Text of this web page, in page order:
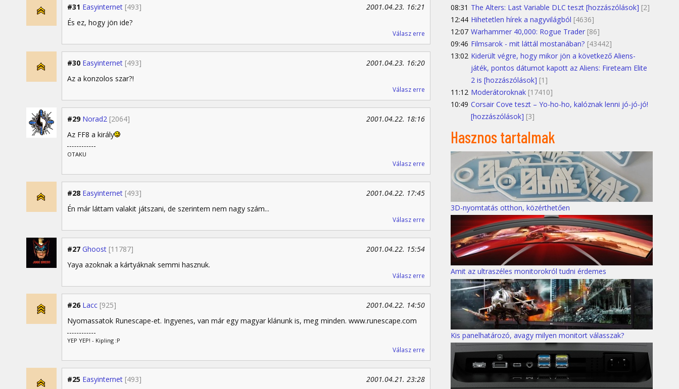
#31 Easyinternet [493]
2001.04.23. 16:21
És ez, hogy jön ide?
Válasz erre
#30 Easyinternet [493]
2001.04.23. 16:20
Az a konzolos szar?!
Válasz erre
#29 Norad2 [2064]
2001.04.22. 18:16
Az FF8 a király
OTAKU
Válasz erre
#28 Easyinternet [493]
2001.04.22. 17:45
Én már láttam valakit játszani, de szerintem nem nagy szám...
Válasz erre
#27 Ghoost [11787]
2001.04.22. 15:54
Yaya azoknak a kártyáknak semmi hasznuk.
Válasz erre
#26 Lacc [925]
2001.04.22. 14:50
Nyomassatok Runescape-et. Ingyenes, van már egy magyar klánunk is, meg minden. www.runescape.com
YEP YEP! - Kipling :P
Válasz erre
#25 Easyinternet [493]
2001.04.21. 23:28
08:31 The Alters: Last Variable DLC teszt [hozzászólások] [2]
12:44 Hihetetlen hírek a nagyvilágból [4636]
12:07 Warhammer 40,000: Rogue Trader [86]
09:46 Filmsarok - mit láttál mostanában? [43442]
13:02 Kiderült végre, hogy mikor jön a következő Aliens-
játék, pontos dátumot kapott az Aliens: Fireteam Elite
2 is [hozzászólások] [1]
11:12 Moderátoroknak [17410]
10:49 Corsair Cove teszt – Yo-ho-ho, kalóznak lenni jó-jó-jó!
[hozzászólások] [3]
Hasznos tartalmak
3D-nyomtatás otthon, közérthetően
Amit az ultraszéles monitorokról tudni érdemes
Kis panelhatározó, avagy milyen monitort válasszak?